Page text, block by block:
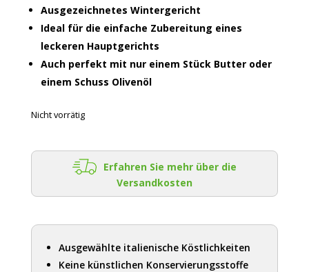
Ausgezeichnetes Wintergericht
Ideal für die einfache Zubereitung eines
leckeren Hauptgerichts
Auch perfekt mit nur einem Stück Butter oder
einem Schuss Olivenöl
Nicht vorrätig
Erfahren Sie mehr über die
Versandkosten
Ausgewählte italienische Köstlichkeiten
Keine künstlichen Konservierungsstoffe